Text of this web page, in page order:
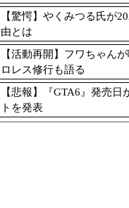
【驚愕】やくみつる氏が
由とは
【活動再開】フワちゃん
ロレス修行も語る
【悲報】『GTA6』発売
トを発表